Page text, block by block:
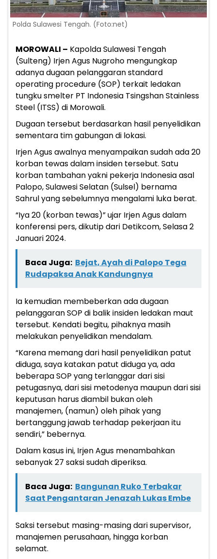
Polda Sulawesi Tengah. (Foto:net)
MOROWALI – Kapolda Sulawesi Tengah
(Sulteng) Irjen Agus Nugroho mengungkap
adanya dugaan pelanggaran standard
operating procedure (SOP) terkait ledakan
tungku smelter PT Indonesia Tsingshan Stainless
Steel (ITSS) di Morowali.
Dugaan tersebut berdasarkan hasil penyelidikan
sementara tim gabungan di lokasi.
Irjen Agus awalnya menyampaikan sudah ada 20
korban tewas dalam insiden tersebut. Satu
korban tambahan yakni pekerja Indonesia asal
Palopo, Sulawesi Selatan (Sulsel) bernama
Sahrul yang sebelumnya mengalami luka berat.
“Iya 20 (korban tewas)” ujar Irjen Agus dalam
konferensi pers, dikutip dari Detikcom, Selasa 2
Januari 2024.
Baca Juga: Bejat, Ayah di Palopo Tega
Rudapaksa Anak Kandungnya
Ia kemudian membeberkan ada dugaan
pelanggaran SOP di balik insiden ledakan maut
tersebut. Kendati begitu, pihaknya masih
melakukan penyelidikan mendalam.
“Karena memang dari hasil penyelidikan patut
diduga, saya katakan patut diduga ya, ada
beberapa SOP yang terlanggar dari sisi
petugasnya, dari sisi metodenya maupun dari sisi
keputusan harus diambil bukan oleh
manajemen, (namun) oleh pihak yang
bertanggung jawab terhadap pekerjaan itu
sendiri,” bebernya.
Dalam kasus ini, Irjen Agus menambahkan
sebanyak 27 saksi sudah diperiksa.
Baca Juga: Bangunan Ruko Terbakar
Saat Pengantaran Jenazah Lukas Embe
Saksi tersebut masing-masing dari supervisor,
manajemen perusahaan, hingga korban
selamat.